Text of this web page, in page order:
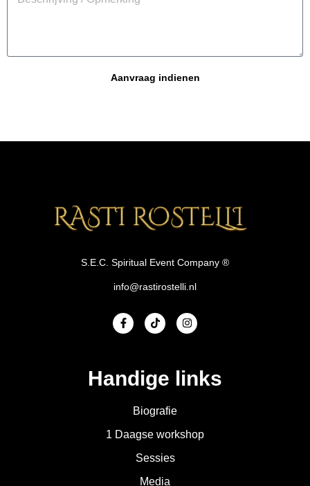
Aanvraag indienen
S.E.C. Spiritual Event Company ®
info@rastirostelli.nl
Handige links
Biografie
1 Daagse workshop
Sessies
Media